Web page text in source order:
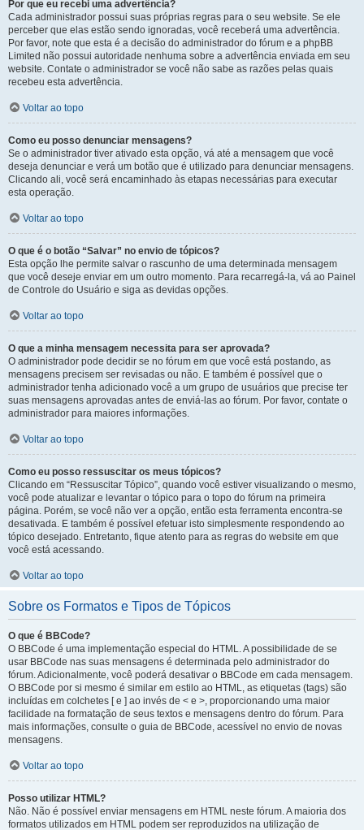
Por que eu recebi uma advertência?
Cada administrador possui suas próprias regras para o seu website. Se ele
perceber que elas estão sendo ignoradas, você receberá uma advertência.
Por favor, note que esta é a decisão do administrador do fórum e a phpBB
Limited não possui autoridade nenhuma sobre a advertência enviada em seu
website. Contate o administrador se você não sabe as razões pelas quais
recebeu esta advertência.
Voltar ao topo
Como eu posso denunciar mensagens?
Se o administrador tiver ativado esta opção, vá até a mensagem que você
deseja denunciar e verá um botão que é utilizado para denunciar mensagens.
Clicando ali, você será encaminhado às etapas necessárias para executar
esta operação.
Voltar ao topo
O que é o botão “Salvar” no envio de tópicos?
Esta opção lhe permite salvar o rascunho de uma determinada mensagem
que você deseje enviar em um outro momento. Para recarregá-la, vá ao Painel
de Controle do Usuário e siga as devidas opções.
Voltar ao topo
O que a minha mensagem necessita para ser aprovada?
O administrador pode decidir se no fórum em que você está postando, as
mensagens precisem ser revisadas ou não. E também é possível que o
administrador tenha adicionado você a um grupo de usuários que precise ter
suas mensagens aprovadas antes de enviá-las ao fórum. Por favor, contate o
administrador para maiores informações.
Voltar ao topo
Como eu posso ressuscitar os meus tópicos?
Clicando em “Ressuscitar Tópico”, quando você estiver visualizando o mesmo,
você pode atualizar e levantar o tópico para o topo do fórum na primeira
página. Porém, se você não ver a opção, então esta ferramenta encontra-se
desativada. E também é possível efetuar isto simplesmente respondendo ao
tópico desejado. Entretanto, fique atento para as regras do website em que
você está acessando.
Voltar ao topo
Sobre os Formatos e Tipos de Tópicos
O que é BBCode?
O BBCode é uma implementação especial do HTML. A possibilidade de se
usar BBCode nas suas mensagens é determinada pelo administrador do
fórum. Adicionalmente, você poderá desativar o BBCode em cada mensagem.
O BBCode por si mesmo é similar em estilo ao HTML, as etiquetas (tags) são
incluídas em colchetes [ e ] ao invés de < e >, proporcionando uma maior
facilidade na formatação de seus textos e mensagens dentro do fórum. Para
mais informações, consulte o guia de BBCode, acessível no envio de novas
mensagens.
Voltar ao topo
Posso utilizar HTML?
Não. Não é possível enviar mensagens em HTML neste fórum. A maioria dos
formatos utilizados em HTML podem ser reproduzidos na utilização de